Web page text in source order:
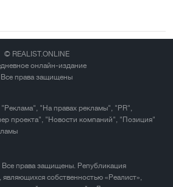
© REALIST.ONLINE
онлайн-издание
Все права защищены
"На правах рекламы", "PR",
проекта", "Новости компаний", "Позиция"
Все права защищены. Републикация
собственностью «Реалист»,